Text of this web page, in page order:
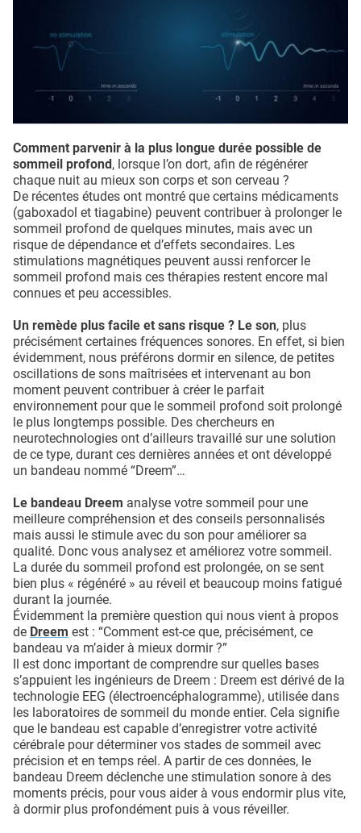
Comment parvenir à la plus longue durée possible de
sommeil profond , lorsque l’on dort, afin de régénérer
chaque nuit au mieux son corps et son cerveau ?
De récentes études ont montré que certains médicaments
(gaboxadol et tiagabine) peuvent contribuer à prolonger le
sommeil profond de quelques minutes, mais avec un
risque de dépendance et d’effets secondaires. Les
stimulations magnétiques peuvent aussi renforcer le
sommeil profond mais ces thérapies restent encore mal
connues et peu accessibles.
Un remède plus facile et sans risque ? Le son, plus
précisément certaines fréquences sonores. En effet, si bien
évidemment, nous préférons dormir en silence, de petites
oscillations de sons maîtrisées et intervenant au bon
moment peuvent contribuer à créer le parfait
environnement pour que le sommeil profond soit prolongé
le plus longtemps possible. Des chercheurs en
neurotechnologies ont d’ailleurs travaillé sur une solution
de ce type, durant ces dernières années et ont développé
un bandeau nommé “Dreem”…
Le bandeau Dreem analyse votre sommeil pour une
meilleure compréhension et des conseils personnalisés
mais aussi le stimule avec du son pour améliorer sa
qualité. Donc vous analysez et améliorez votre sommeil.
La durée du sommeil profond est prolongée, on se sent
bien plus « régénéré » au réveil et beaucoup moins fatigué
durant la journée.
Évidemment la première question qui nous vient à propos
de Dreem est : “Comment est-ce que, précisément, ce
bandeau va m’aider à mieux dormir ?”
Il est donc important de comprendre sur quelles bases
s’appuient les ingénieurs de Dreem : Dreem est dérivé de la
technologie EEG (électroencéphalogramme), utilisée dans
les laboratoires de sommeil du monde entier. Cela signifie
que le bandeau est capable d’enregistrer votre activité
cérébrale pour déterminer vos stades de sommeil avec
précision et en temps réel. A partir de ces données, le
bandeau Dreem déclenche une stimulation sonore à des
moments précis, pour vous aider à vous endormir plus vite,
à dormir plus profondément puis à vous réveiller.